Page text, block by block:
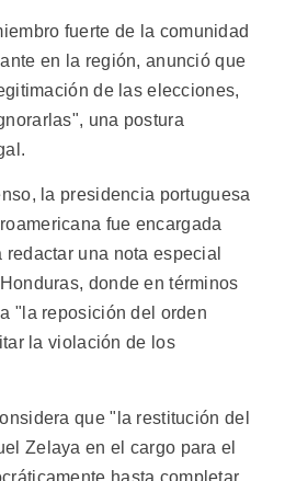
fuerte de la comunidad
en la región, anunció que
de las elecciones,
una postura
la presidencia portuguesa
fue encargada
una nota especial
donde en términos
"la reposición del orden
la violación de los
que "la restitución del
Zelaya en el cargo para el
hasta completar